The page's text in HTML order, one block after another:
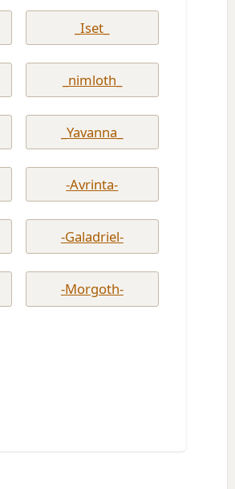
_Iset_
_nimloth_
_Yavanna_
-Avrinta-
-Galadriel-
-Morgoth-